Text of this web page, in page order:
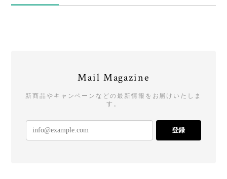
Mail Magazine
新商品やキャンペーンなどの最新情報をお届けいたしま
す。
登録